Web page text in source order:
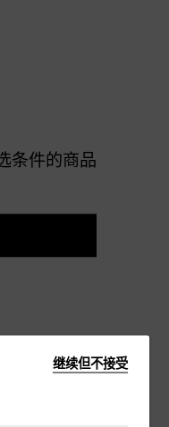
条件的商品
继续但不接受